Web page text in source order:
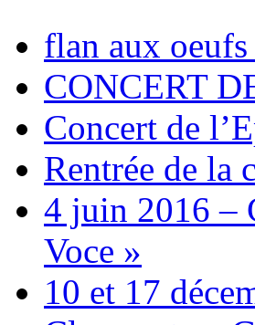
flan aux
CONCERT
Concert de
Rentrée de la
4 juin 2016 –
Voce »
10 et 17